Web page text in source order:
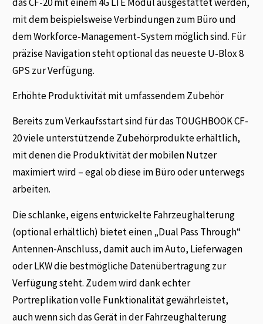
mit dem beispielsweise Verbindungen zum Büro und
dem Workforce-Management-System möglich sind. Für
präzise Navigation steht optional das neueste U-Blox 8
GPS zur Verfügung.
Erhöhte Produktivität mit umfassendem Zubehör
Bereits zum Verkaufsstart sind für das TOUGHBOOK CF-
20 viele unterstützende Zubehörprodukte erhältlich,
mit denen die Produktivität der mobilen Nutzer
maximiert wird – egal ob diese im Büro oder unterwegs
arbeiten.
Die schlanke, eigens entwickelte Fahrzeughalterung
(optional erhältlich) bietet einen „Dual Pass Through“
Antennen-Anschluss, damit auch im Auto, Lieferwagen
oder LKW die bestmögliche Datenübertragung zur
Verfügung steht. Zudem wird dank echter
Portreplikation volle Funktionalität gewährleistet,
auch wenn sich das Gerät in der Fahrzeughalterung